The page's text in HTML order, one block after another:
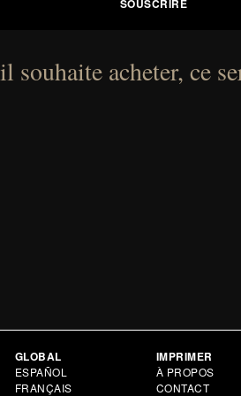
souhaite acheter, ce
GLOBAL
ESPAÑOL
FRANÇAIS
IMPRIMER
À PROPOS
CONTACT